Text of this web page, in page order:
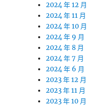
2024 年 12 月
2024 年 11 月
2024 年 10 月
2024 年 9 月
2024 年 8 月
2024 年 7 月
2024 年 6 月
2023 年 12 月
2023 年 11 月
2023 年 10 月